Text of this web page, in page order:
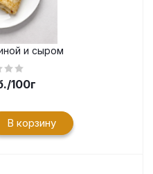
и сыром
/100г
В корзину